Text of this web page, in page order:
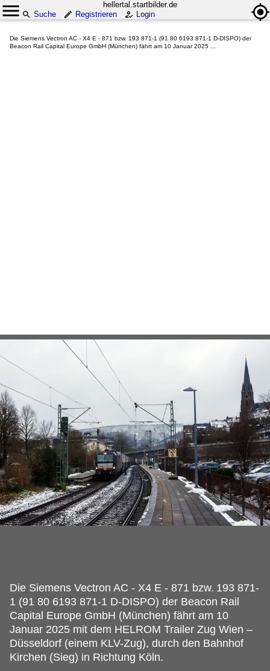
hellertal.startbilder.de
Suche
Registrieren Login
Die Siemens Vectron AC - X4 E - 871 bzw. 193 871-1 (91 80 6193 871-1 D-DISPO) der
Beacon Rail Capital Europe GmbH (München) fährt am 10 Januar 2025 ...
Die Siemens Vectron AC - X4 E - 871 bzw. 193 871-
1 (91 80 6193 871-1 D-DISPO) der Beacon Rail
Capital Europe GmbH (München) fährt am 10
Januar 2025 mit dem HELROM Trailer Zug Wien –
Düsseldorf (einem KLV-Zug), durch den Bahnhof
Kirchen (Sieg) in Richtung Köln.